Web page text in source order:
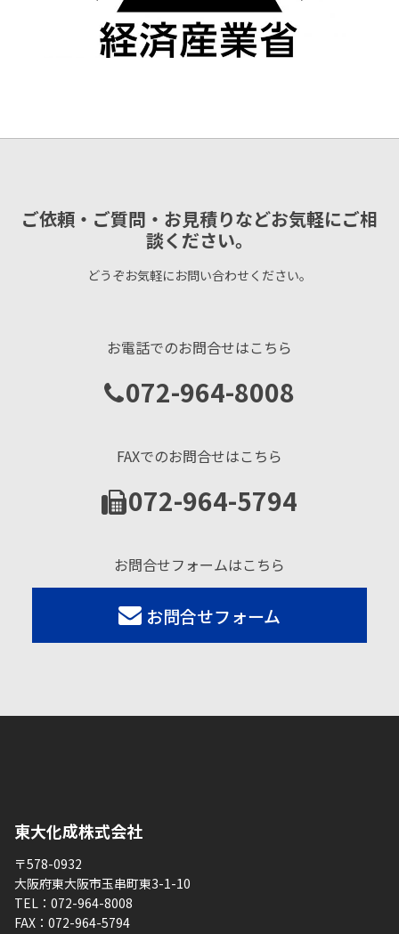
ご依頼・ご質問・お見積りなどお気軽にご相
談ください。
どうぞお気軽にお問い合わせください。
お電話でのお問合せはこちら
072-964-8008
FAXでのお問合せはこちら
072-964-5794
お問合せフォームはこちら
お問合せフォーム
東大化成株式会社
〒578-0932
大阪府東大阪市玉串町東3-1-10
TEL： 072-964-8008
FAX： 072-964-5794